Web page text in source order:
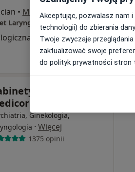
• Mapa
Laryngologiczny
170 zł
Lekarskie
Ginekologia,
· Więcej
1375 opinii
Akceptując, pozwalasz nam
technologii) do zbierania
Twoje zwyczaje
zaktualizować swoje
do polityk prywatności stron